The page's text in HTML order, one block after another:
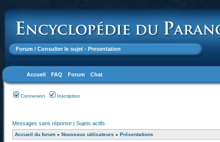
Forum / Consulter le sujet - Presentation
Accueil FAQ Forum Chat
Connexion Inscription
Messages sans réponse | Sujets actifs
Accueil du forum » Nouveaux utilisateurs » Présentations